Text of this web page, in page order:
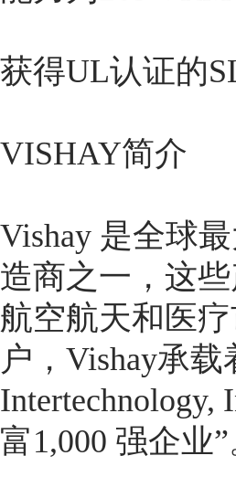
获得UL认证的
VISHAY简介
Vishay 是全球
造商之一，这
航空航天和医
户，Vishay承
富1,000 强企业”